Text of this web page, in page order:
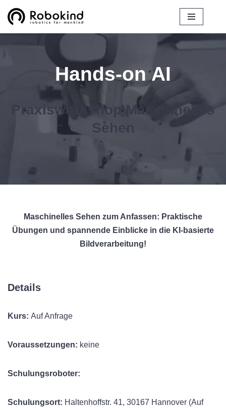
Zum
Hands-on AI
Praxisworkshop Maschinelles
Sehen
Maschinelles Sehen zum Anfassen: Praktische
Übungen und spannende Einblicke in die KI-basierte
Bildverarbeitung!
Details
Kurs: Auf Anfrage
Voraussetzungen: keine
Schulungsroboter:
Schulungsort: Haltenhoffstr. 41, 30167 Hannover (Auf